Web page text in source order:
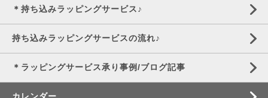
＊持ち込みラッピングサービス♪
持ち込みラッピングサービスの流れ♪
＊ラッピングサービス承り事例/ブログ記事